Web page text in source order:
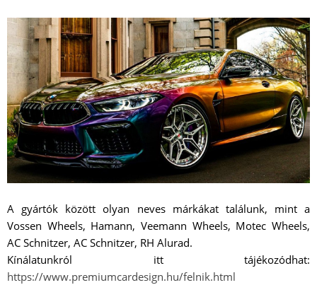
A gyártók között olyan neves márkákat találunk, mint a
Vossen Wheels, Hamann, Veemann Wheels, Motec Wheels,
AC Schnitzer, AC Schnitzer, RH Alurad.
Kínálatunkról itt tájékozódhat:
https://www.premiumcardesign.hu/felnik.html